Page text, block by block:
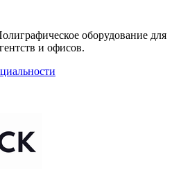
оборудование для
и офисов.